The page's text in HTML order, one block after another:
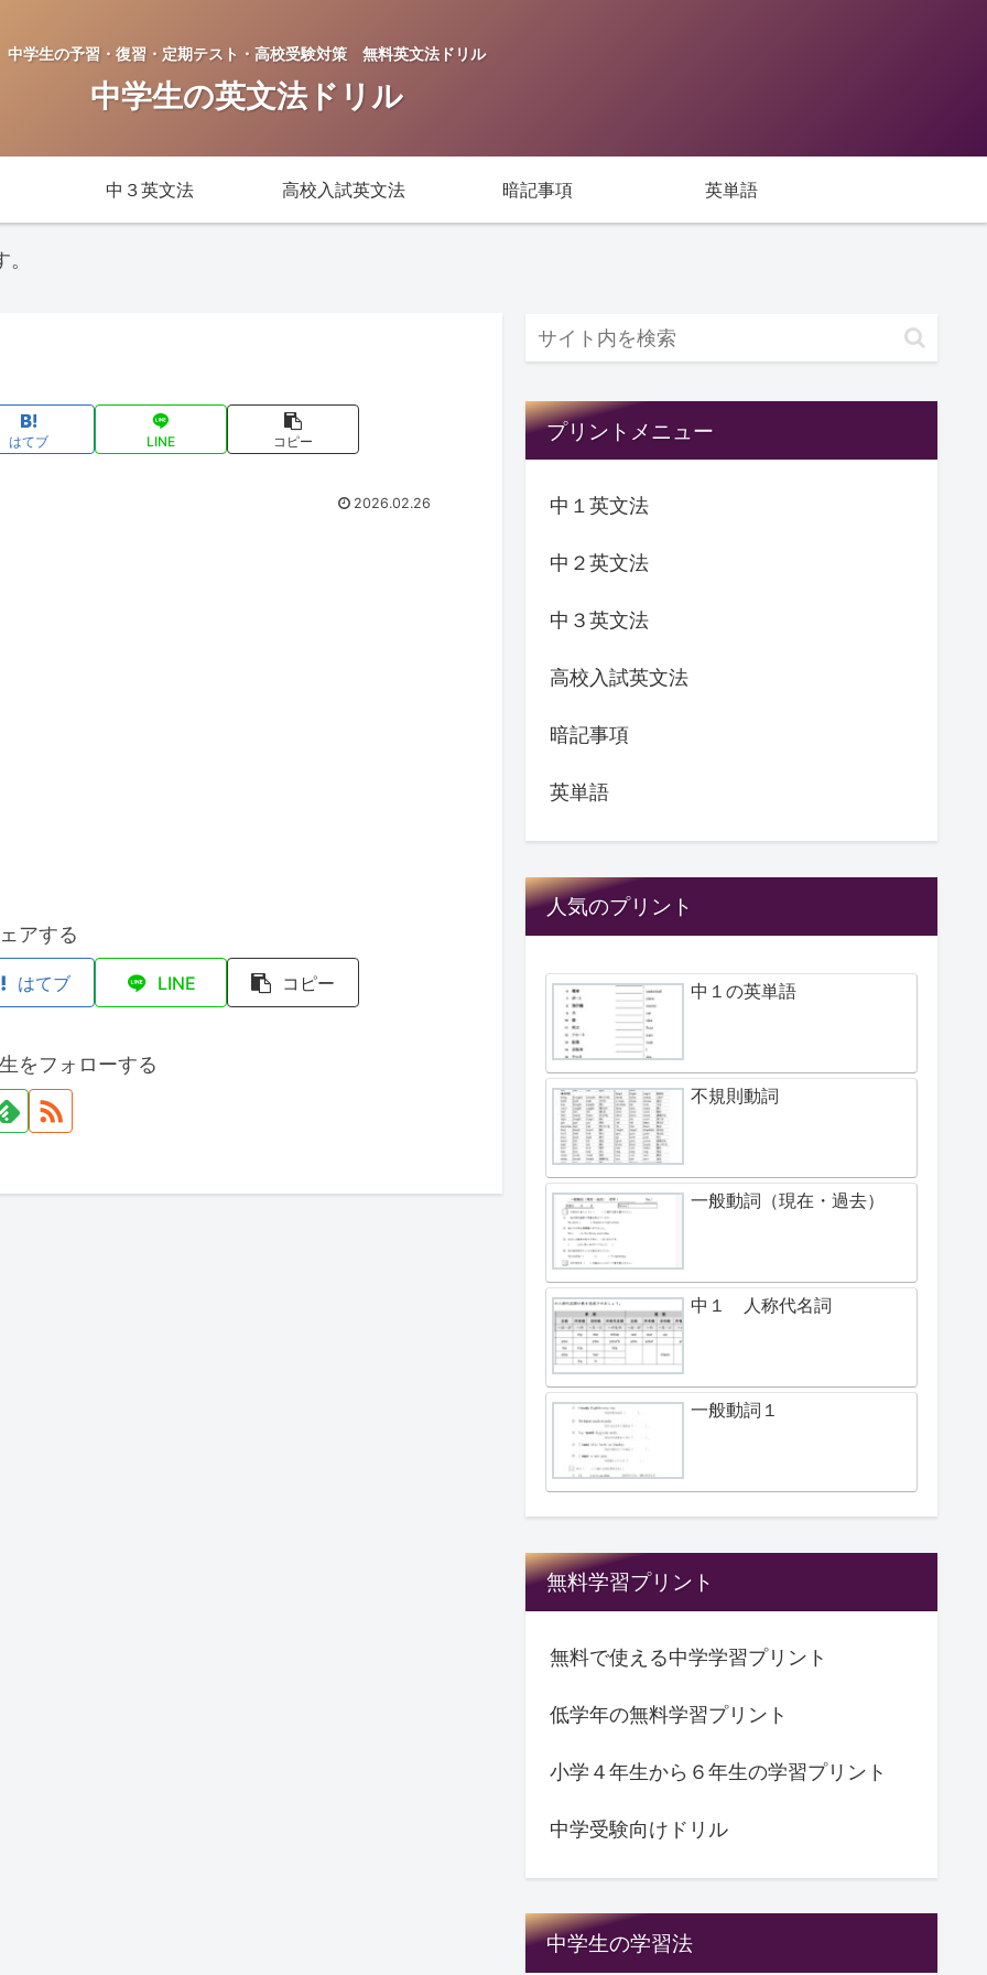
中学生の予習・復習・定期テスト・高校受験対策 無料英文法ドリル
中学生の英文法ドリル
中３英文法 高校入試英文法 暗記事項 英単語
はてブ LINE コピー
2026.02.26
アする
はてブ LINE コピー
をフォローする
プリントメニュー
中１英文法
中２英文法
中３英文法
高校入試英文法
暗記事項
英単語
人気のプリント
中１の英単語
不規則動詞
一般動詞（現在・過去）
中１ 人称代名詞
一般動詞１
無料学習プリント
無料で使える中学学習プリント
低学年の無料学習プリント
小学４年生から６年生の学習プリント
中学受験向けドリル
中学生の学習法